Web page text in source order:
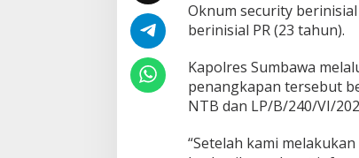
u
m
a
a
n
D
t
a
Oknum security
berinisial PR (23 tahun).
Kapolres Sumbawa
penangkapan tersebut
NTB dan LP/B/240/VI/
“Setelah kami